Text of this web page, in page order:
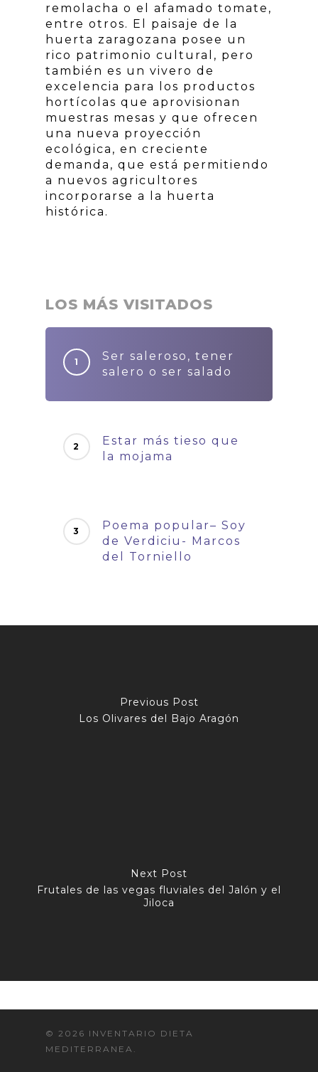
remolacha o el afamado tomate,
entre otros. El paisaje de la
huerta zaragozana posee un
rico patrimonio cultural, pero
también es un vivero de
excelencia para los productos
hortícolas que aprovisionan
muestras mesas y que ofrecen
una nueva proyección
ecológica, en creciente
demanda, que está permitiendo
a nuevos agricultores
incorporarse a la huerta
histórica.
LOS MÁS VISITADOS
Ser saleroso, tener
salero o ser salado
Estar más tieso que
la mojama
Poema popular– Soy
de Verdiciu- Marcos
del Torniello
Previous Post
Los Olivares del Bajo Aragón
Next Post
Frutales de las vegas fluviales del Jalón y el
Jiloca
© 2026 INVENTARIO DIETA
MEDITERRANEA.